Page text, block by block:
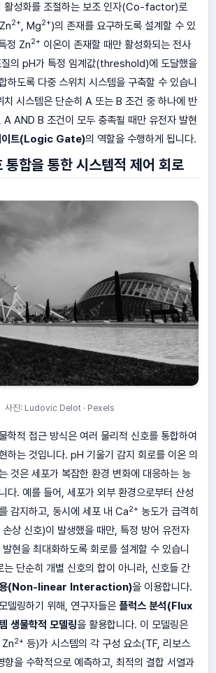
활성화를 조절하는 보조 인자(Co-factor)로
2+, Mg2+)의 존재를 요구하도록 설계할 수 있
정 Zn2+이온이 존재할 때만 활성화되는 전사
질의 pH가 특정 임계값(threshold)에 도달했을
하도록 다중 스위치 시스템을 구축할 수 있습니
치 시스템은 단순히 A 또는 B 조건 중 하나에 반
A AND B 조건이 모두 충족될 때만 유전자 발현
이트(Logic Gate)의 역할을 수행하게 됩니다.
통합을 통한 시스템적 제어 회로
사진: Ludovic Delot · Pexels
학적 접근 방식은 여러 물리적 신호를 통합하여
하는 것입니다. pH 기울기 감지 회로를 이온 의
것은 세포가 복잡한 환경 변화에 대응하는 능
다. 예를 들어, 세포가 외부 환경으로부터 산성
감지하고, 동시에 세포 내 Ca2+농도가 급격히
상 신호)이 발생했을 때만, 특정 방어 유전자
현을 최대화하도록 회로를 설계할 수 있습니
는 단순히 개별 신호의 합이 아니라, 신호들 간
용(Non-linear Interaction)을 이용합니다.
델링하기 위해, 연구자들은 플럭스 분석(Flux
생물학적 모델링을 활용합니다. 이 모델링은
2+등)가 시스템의 각 구성 요소(TF, 리보스
향을 수학적으로 예측하고, 최적의 결합 서열과